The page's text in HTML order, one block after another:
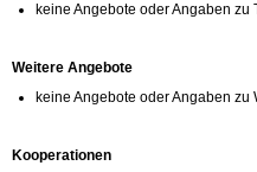
keine Angebote oder Angaben zu
Weitere Angebote
keine Angebote oder Angaben zu
Kooperationen